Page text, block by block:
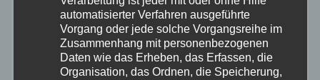
April 2025
März 2025
automatisierter Verfahren ausgeführte
Vorgang oder jede solche Vorgangsreihe im
Zusammenhang mit personenbezogenen
Daten wie das Erheben, das Erfassen, die
Organisation, das Ordnen, die Speicherung,